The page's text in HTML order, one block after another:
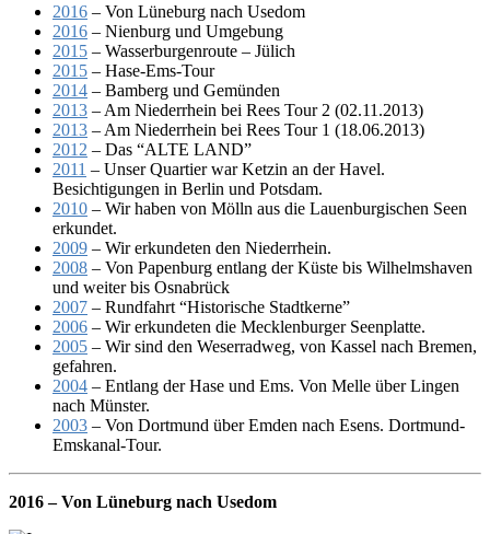
2016 – Von Lüneburg nach Usedom
2016 – Nienburg und Umgebung
2015 – Wasserburgenroute – Jülich
2015 – Hase-Ems-Tour
2014 – Bamberg und Gemünden
2013 – Am Niederrhein bei Rees Tour 2 (02.11.2013)
2013 – Am Niederrhein bei Rees Tour 1 (18.06.2013)
2012 – Das “ALTE LAND”
2011 – Unser Quartier war Ketzin an der Havel.
Besichtigungen in Berlin und Potsdam.
2010 – Wir haben von Mölln aus die Lauenburgischen Seen
erkundet.
2009 – Wir erkundeten den Niederrhein.
2008 – Von Papenburg entlang der Küste bis Wilhelmshaven
und weiter bis Osnabrück
2007 – Rundfahrt “Historische Stadtkerne”
2006 – Wir erkundeten die Mecklenburger Seenplatte.
2005 – Wir sind den Weserradweg, von Kassel nach Bremen,
gefahren.
2004 – Entlang der Hase und Ems. Von Melle über Lingen
nach Münster.
2003 – Von Dortmund über Emden nach Esens. Dortmund-
Emskanal-Tour.
2016 – Von Lüneburg nach Usedom